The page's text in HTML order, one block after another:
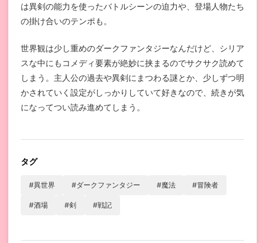
は異剣の能力を使ったバトルシーンの迫力や、登場人物たち
の掛け合いのテンポも。
世界観は少し重めのダークファンタジーなんだけど、シリア
スな中にもコメディ要素が絶妙に挟まるのでサクサク読めて
しまう。主人公の過去や異剣にまつわる謎とか、少しずつ明
かされていく設定がしっかりしていて好きなので、続きが気
になってつい読み進めてしまう。
タグ
#異世界 #ダークファンタジー #魔法 #冒険者
#酒場 #剣 #戦記